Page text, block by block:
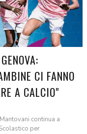
CI FANNO
A CALCIO"
continua a
per